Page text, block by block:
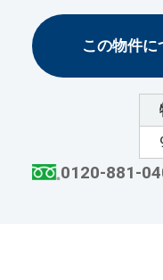
この物件
0120-881-